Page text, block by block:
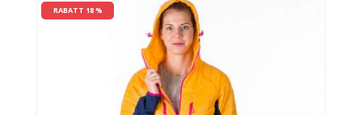
RABATT 18 %